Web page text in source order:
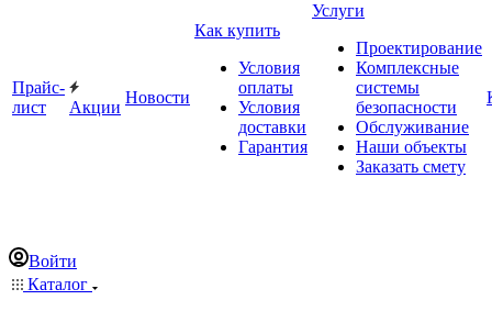
Прайс-
лист
Акции
Новости
Как купить
Условия
оплаты
Условия
доставки
Гарантия
Услуги
Проектирование
Комплексные
системы
безопасности
Обслуживание
Наши объекты
Заказать смету
Войти
Каталог